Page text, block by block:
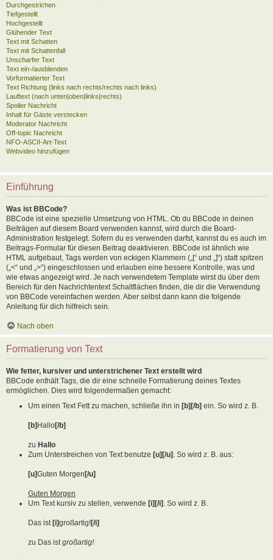
Durchgestrichen
Tiefgestellt
Hochgestellt
Glühender Text
Text mit Schatten
Text mit Schattenfall
Unscharfer Text
Text ein-/ausblenden
Vorformatierter Text
Text Richtung (links nach rechts/rechts nach links)
Lauftext (nach unten|oben|links|rechts)
Spoiler Nachricht
Inhalt für Gäste verstecken
Moderator Nachricht
Off-topic Nachricht
NFO-ASCII-Art-Text
Webvideo hinzufügen
Einführung
Was ist BBCode?
BBCode ist eine spezielle Umsetzung von HTML. Ob du BBCode in deinen
Beiträgen auf diesem Board verwenden kannst, wird durch die Board-
Administration festgelegt. Sofern du es verwenden darfst, kannst du es auch im
Beitrags-Formular für diesen Beitrag deaktivieren. BBCode ist ähnlich wie
HTML aufgebaut, Tags werden von eckigen Klammern („[“ und „]“) statt spitzen
(„<“ und „>“) eingeschlossen und erlauben eine bessere Kontrolle, was und
wie etwas angezeigt wird. Je nach verwendetem Template wirst du über dem
Bereich für den Nachrichtentext Schaltflächen finden, die dir die Verwendung
von BBCode vereinfachen werden. Aber selbst dann kann die folgende
Anleitung für dich hilfreich sein.
Nach oben
Formatierung von Text
Wie fetter, kursiver und unterstrichener Text erstellt wird
BBCode enthält Tags, die dir eine schnelle Formatierung deines Textes
ermöglichen. Dies wird folgendermaßen gemacht:
Um einen Text Fett zu machen, schließe ihn in [b][/b] ein. So wird z. B.
[b] Hallo[/b]
zu Hallo
Zum Unterstreichen von Text benutze [u][/u] . So wird z. B. aus:
[u]Guten Morgen [/u]
Guten Morgen
Um Text kursiv zu stellen, verwende [i][/i] . So wird z. B.
Das ist [i]großartig![/i]
zu Das istgroßartig!